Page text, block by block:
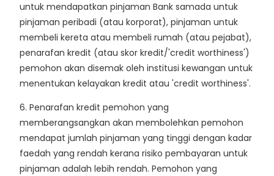
untuk mendapatkan pinjaman Bank samada untuk
pinjaman peribadi (atau korporat), pinjaman untuk
membeli kereta atau membeli rumah (atau pejabat),
penarafan kredit (atau skor kredit/'credit worthiness')
pemohon akan disemak oleh institusi kewangan untuk
menentukan kelayakan kredit atau 'credit worthiness'.
6. Penarafan kredit pemohon yang
memberangsangkan akan membolehkan pemohon
mendapat jumlah pinjaman yang tinggi dengan kadar
faedah yang rendah kerana risiko pembayaran untuk
pinjaman adalah lebih rendah. Pemohon yang